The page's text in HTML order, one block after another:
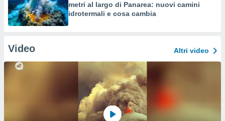
metri al largo di Panarea: nuovi camini
idrotermali e cosa cambia
Video Altri video